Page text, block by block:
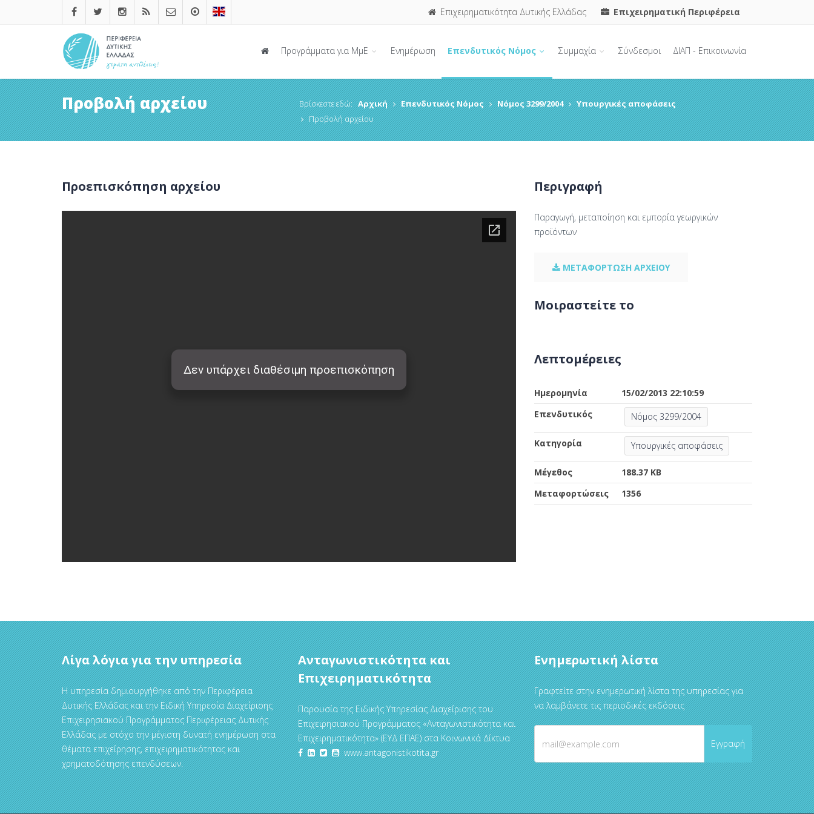
Επιχειρηματικότητα Δυτικής Ελλάδας Επιχειρηματική Περιφέρεια
Προγράμματα για ΜμΕ Ενημέρωση Επενδυτικός Νόμος Συμμαχία Σύνδεσμοι ΔΙΑΠ - Επικοινωνία
Προβολή αρχείου Βρίσκεστε εδώ: Αρχική Επενδυτικός Νόμος Νόμος 3299/2004
Υπουργικές αποφάσεις
Προβολή αρχείου
Προεπισκόπηση αρχείου Περιγραφή
Παραγωγή, μεταποίηση και εμπορία γεωργικών
προϊόντων
ΜΕΤΑΦΟΡΤΩΣΗ ΑΡΧΕΙΟΥ
Μοιραστείτε το
Λεπτομέρειες
Ημερομηνία
15/02/2013 22:10:59
Επενδυτικός
Νόμος 3299/2004
Κατηγορία Υπουργικές αποφάσεις
Μέγεθος
188.37 KB
Μεταφορτώσεις
1356
Λίγα λόγια για την υπηρεσία
Η υπηρεσία δημιουργήθηκε από την Περιφέρεια
Δυτικής Ελλάδας και την Ειδική Υπηρεσία Διαχείρισης
Επιχειρησιακού Προγράμματος Περιφέρειας Δυτικής
Ελλάδας με στόχο την μέγιστη δυνατή ενημέρωση στα
θέματα επιχείρησης, επιχειρηματικότητας και
χρηματοδότησης επενδύσεων.
Ανταγωνιστικότητα και
Επιχειρηματικότητα
Παρουσία της Ειδικής Υπηρεσίας Διαχείρισης του
Επιχειρησιακού Προγράμματος «Ανταγωνιστικότητα και
Επιχειρηματικότητα» (ΕΥΔ ΕΠΑΕ) στα Κοινωνικά Δίκτυα
www.antagonistikotita.gr
Ενημερωτική λίστα
Γραφτείτε στην ενημερωτική λίστα της υπηρεσίας για
να λαμβάνετε τις περιοδικές εκδόσεις